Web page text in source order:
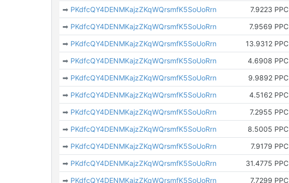
➡ PKdfcQY4DENMKajzZKqWQrsmfK5SoUoRrn
7.9223 PPC
➡ PKdfcQY4DENMKajzZKqWQrsmfK5SoUoRrn
7.9569 PPC
➡ PKdfcQY4DENMKajzZKqWQrsmfK5SoUoRrn
13.9312 PPC
➡ PKdfcQY4DENMKajzZKqWQrsmfK5SoUoRrn
4.6908 PPC
➡ PKdfcQY4DENMKajzZKqWQrsmfK5SoUoRrn
9.9892 PPC
➡ PKdfcQY4DENMKajzZKqWQrsmfK5SoUoRrn
4.5162 PPC
➡ PKdfcQY4DENMKajzZKqWQrsmfK5SoUoRrn
7.2955 PPC
➡ PKdfcQY4DENMKajzZKqWQrsmfK5SoUoRrn
8.5005 PPC
➡ PKdfcQY4DENMKajzZKqWQrsmfK5SoUoRrn
7.9179 PPC
➡ PKdfcQY4DENMKajzZKqWQrsmfK5SoUoRrn
31.4775 PPC
➡ PKdfcQY4DENMKajzZKqWQrsmfK5SoUoRrn
7.7299 PPC